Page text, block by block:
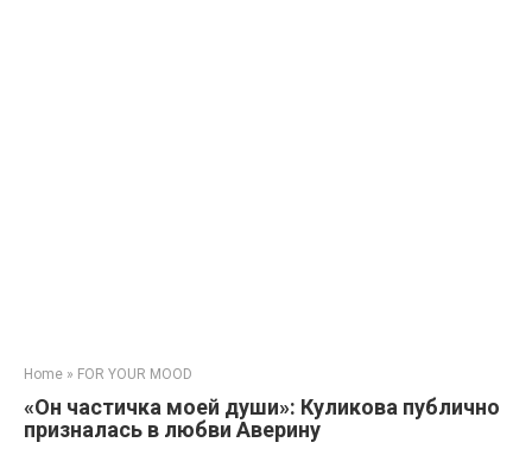
Home » FOR YOUR MOOD
«Он частичка моей души»: Куликова публично
призналась в любви Аверину